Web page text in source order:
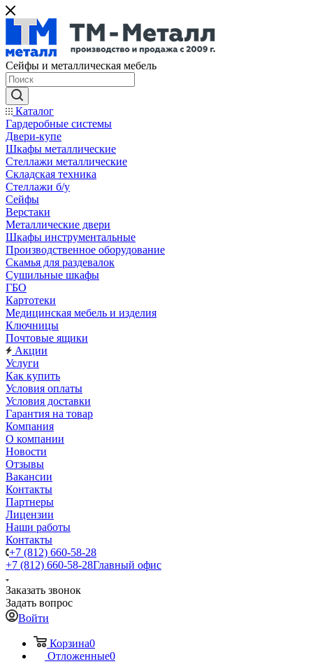
Сейфы и металлическая мебель
Каталог
Гардеробные системы
Двери-купе
Шкафы металлические
Стеллажи металлические
Складская техника
Стеллажи б/у
Сейфы
Верстаки
Металлические двери
Шкафы инструментальные
Производственное оборудование
Скамья для раздевалок
Сушильные шкафы
ГБО
Картотеки
Медицинская мебель и изделия
Ключницы
Почтовые ящики
Акции
Услуги
Как купить
Условия оплаты
Условия доставки
Гарантия на товар
Компания
О компании
Новости
Отзывы
Вакансии
Контакты
Партнеры
Лицензии
Наши работы
Контакты
+7 (812) 660-58-28
+7 (812) 660-58-28Главный офис
Заказать звонок
Задать вопрос
Войти
Корзина0
Отложенные0